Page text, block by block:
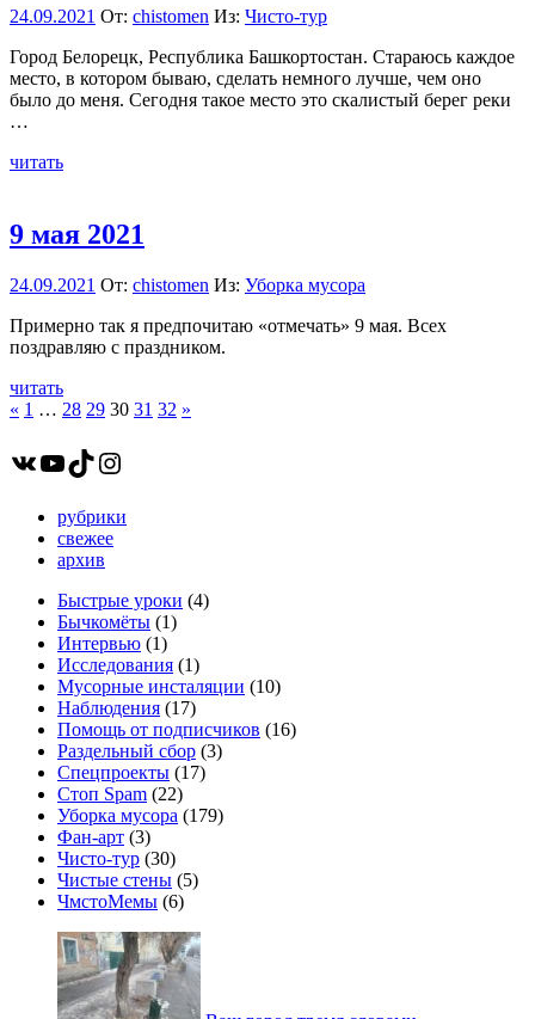
24.09.2021 От: chistomen Из: Чисто-тур
Город Белорецк, Республика Башкортостан. Стараюсь каждое
место, в котором бываю, сделать немного лучше, чем оно
было до меня. Сегодня такое место это скалистый берег реки
…
читать
9 мая 2021
24.09.2021 От: chistomen Из: Уборка мусора
Примерно так я предпочитаю «отмечать» 9 мая. Всех
поздравляю с праздником.
читать
Пагинация
записей
« Пред.
1 … 28 29 30 31 32 След.
»
ВКонтакте
YouTube
TikTokInstagram
рубрики
свежее
архив
Быстрые уроки (4)
Бычкомёты (1)
Интервью (1)
Исследования (1)
Мусорные инсталяции (10)
Наблюдения (17)
Помощь от подписчиков (16)
Раздельный сбор (3)
Спецпроекты (17)
Стоп Spam (22)
Уборка мусора (179)
Фан-арт (3)
Чисто-тур (30)
Чистые стены (5)
ЧмстоМемы (6)